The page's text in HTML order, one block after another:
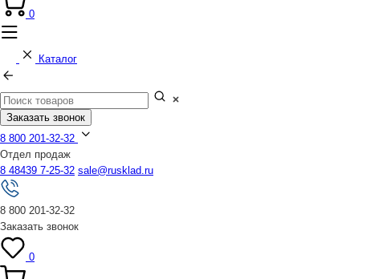
0
Каталог
Заказать звонок
8 800 201-32-32
Отдел продаж
8 48439 7-25-32 sale@rusklad.ru
8 800 201-32-32
Заказать звонок
0